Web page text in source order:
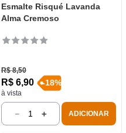
Esmalte Risqué Lavanda
Alma Cremoso
R$ 8,50
R$ 6,90
à vista
-18%
＋
－ ADICIONAR